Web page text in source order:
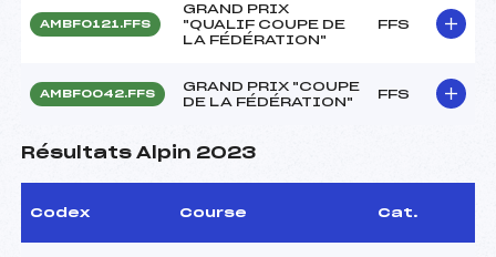
AMBF0121.FFS
GRAND PRIX
"QUALIF COUPE DE
LA FÉDÉRATION"
FFS
AMBF0042.FFS
GRAND PRIX "COUPE
DE LA FÉDÉRATION"
FFS
Résultats Alpin 2023
Codex Course Cat.